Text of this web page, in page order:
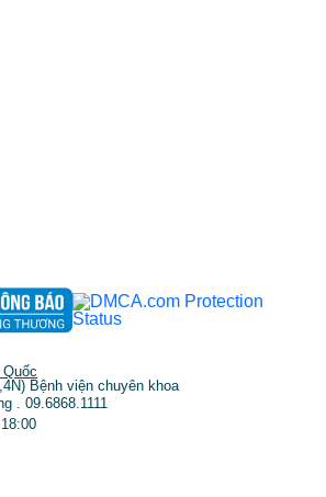
Bệnh viện chuyên khoa
. 09.6868.1111